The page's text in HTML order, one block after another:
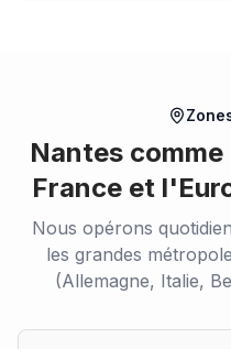
Nantes
France et
Nous opérons
les grandes
(Allemagne, Italie,